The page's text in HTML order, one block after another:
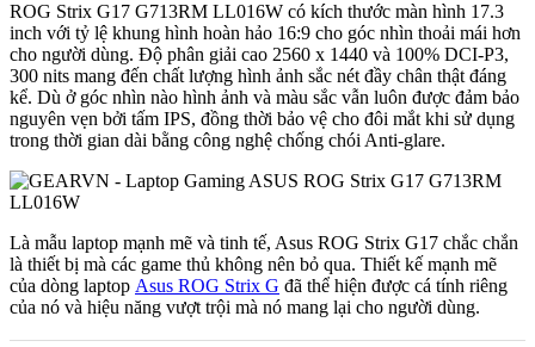
ROG Strix G17 G713RM LL016W có kích thước màn hình 17.3
inch với tỷ lệ khung hình hoàn hảo 16:9 cho góc nhìn thoải mái hơn
cho người dùng. Độ phân giải cao 2560 x 1440 và 100% DCI-P3,
300 nits mang đến chất lượng hình ảnh sắc nét đầy chân thật đáng
kể. Dù ở góc nhìn nào hình ảnh và màu sắc vẫn luôn được đảm bảo
nguyên vẹn bởi tấm IPS, đồng thời bảo vệ cho đôi mắt khi sử dụng
trong thời gian dài bằng công nghệ chống chói Anti-glare.
Là mẫu laptop mạnh mẽ và tinh tế, Asus ROG Strix G17 chắc chắn
là thiết bị mà các game thủ không nên bỏ qua. Thiết kế mạnh mẽ
của dòng laptop Asus ROG Strix G đã thể hiện được cá tính riêng
của nó và hiệu năng vượt trội mà nó mang lại cho người dùng.